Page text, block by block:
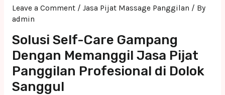
Leave a Comment / Jasa Pijat Massage Panggilan / By
admin
Solusi Self-Care Gampang
Dengan Memanggil Jasa Pijat
Panggilan Profesional di Dolok
Sanggul